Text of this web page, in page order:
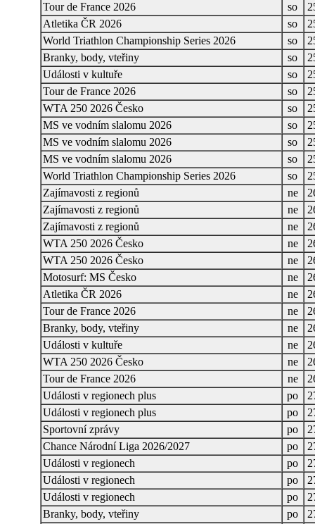
Tour de France 2026
so
Atletika ČR 2026
so
World Triathlon Championship Series 2026
so
Branky, body, vteřiny
so
Události v kultuře
so
Tour de France 2026
so
WTA 250 2026 Česko
so
MS ve vodním slalomu 2026
so
MS ve vodním slalomu 2026
so
MS ve vodním slalomu 2026
so
World Triathlon Championship Series 2026
so
Zajímavosti z regionů
ne
Zajímavosti z regionů
ne
Zajímavosti z regionů
ne
WTA 250 2026 Česko
ne
WTA 250 2026 Česko
ne
Motosurf: MS Česko
ne
Atletika ČR 2026
ne
Tour de France 2026
ne
Branky, body, vteřiny
ne
Události v kultuře
ne
WTA 250 2026 Česko
ne
Tour de France 2026
ne
Události v regionech plus
po
Události v regionech plus
po
Sportovní zprávy
po
Chance Národní Liga 2026/2027
po
Události v regionech
po
Události v regionech
po
Události v regionech
po
Branky, body, vteřiny
po